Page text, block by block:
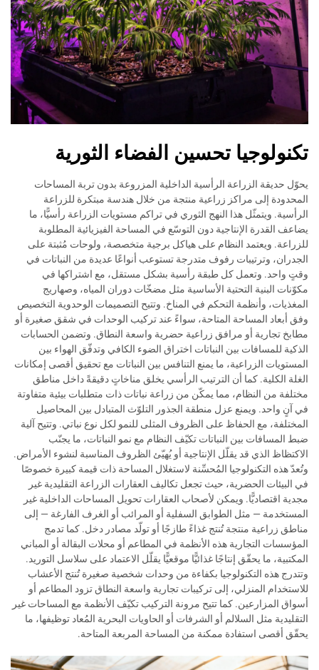
تكنولوجيا تحسين الفضاء الثورية
يحوّل حديقة الزراعة الرأسية الداخلية المزروعة بدون تربة المساحات
المحدودة إلى مراكز زراعية منتجة من خلال هندسة مبتكرة للزراعة
الرأسية. ويتمثّل هذا النهج الثوري في تراكم مستويات الزراعة رأسيًّا، ما
يضاعف القدرة الإنتاجية دون التوسّع في المساحة الفيزيائية المطلوبة
للزراعة. ويعتمد النظام على هياكل برجية متخصصة، ولوحات مُثبتة على
الجدران، وترتيبات رفوف متدرجة تستوعب أنواعًا عديدة من النباتات في
وقتٍ واحد. وتعمل كل طبقة رأسية بشكل مستقل، مع اشتراكها في
مكوّنات البنية التحتية الأساسية مثل مضخّات دوران المياه، وصهاريج
المغذيات، وأنظمة التحكم في المناخ. وتتيح التصميمات الوحدوية التخصيص
وفق أبعاد المساحة المتاحة، سواءً عند تركيب الوحدات في شقق صغيرة أو
مطابخ تجارية أو مرافق زراعية حضرية واسعة النطاق. وتضمن الحسابات
الذكية للمسافات بين النباتات اختراق الضوء الكافي وتدفّق الهواء بين
المستويات الزراعية، ما يمنع التنافس بين النباتات مع تحقيق أقصى إمكانات
الغلة الكلية. كما أن الترتيب الرأسي يخلق مناخاتٍ دقيقةً داخل مناطق
مختلفة من النظام، مما يمكّن من زراعة نباتات ذات متطلبات بيئية متفاوتة
في آنٍ واحد. ويمنع عزل منطقة الجذور التلوّث المتبادل بين المحاصيل
المختلفة، مع الحفاظ على الظروف المثلى للنمو لكل نوع نباتي. وتتيح آلية
ضبط المسافات بين النباتات تكيّف النظام مع نمو النباتات، ما يجنّب
الاكتظاظ الذي قد يقلّل الإنتاجية أو يُهيّئ الظروف المناسبة لنشوء الأمراض.
وتُعدّ هذه التكنولوجيا المُحسِّنة لاستغلال المساحة ذات قيمة كبيرة خصوصًا
في البيئات الحضرية، حيث تجعل تكاليف العقارات الزراعة التقليدية غير
مجدية اقتصاديًّا. ويمكن لأصحاب العقارات تحويل المساحات الداخلية غير
المستخدمة — مثل الطوابق السفلية أو المرائب أو الغرف الفارغة — إلى
مناطق زراعية منتجة تُنتج غذاءً طازجًا أو تولّد مصادر دخل. كما تدمج
المؤسسات التجارية هذه الأنظمة في المطاعم أو محلات البقالة أو المباني
المكتبية، ما يحقّق إنتاجًا غذائيًّا موقعيًّا يقلّل الاعتماد على سلاسل التوريد.
وتتدرج هذه التكنولوجيا بكفاءة من وحدات شخصية صغيرة تُنتج الأعشاب
للاستخدام المنزلي، إلى تركيبات تجارية واسعة النطاق تزود المطاعم أو
أسواق المزارعين. كما تتيح مرونة التركيب تكيّف الأنظمة مع المساحات غير
التقليدية مثل السلالم أو الشرفات أو الحاويات البحرية المُعاد توظيفها، ما
يحقّق أقصى استفادة ممكنة من المساحة المربعة المتاحة.